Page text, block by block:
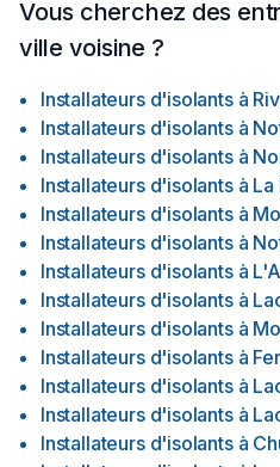
Vous cherchez des
ville voisine ?
Installateurs d'isolants à
Installateurs d'isolants à
Installateurs d'isolants à
Installateurs d'isolants à La
Installateurs d'isolants à
Installateurs d'isolants à
Installateurs d'isolants à
Installateurs d'isolants à
Installateurs d'isolants à
Installateurs d'isolants à
Installateurs d'isolants à
Installateurs d'isolants à
Installateurs d'isolants à